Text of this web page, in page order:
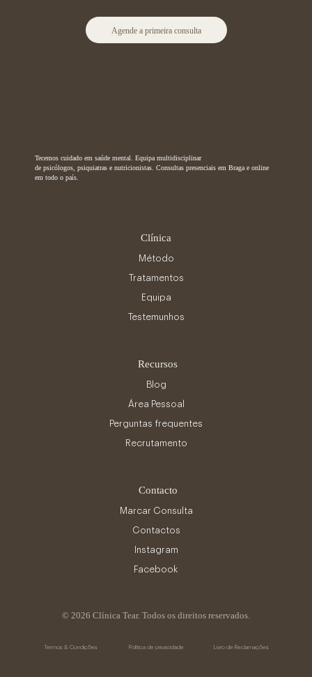
Agende a primeira consulta
Tecemos cuidado em saúde mental. Equipa multidisciplinar
de psicólogos, psiquiatras e nutricionistas. Consultas presenciais em Braga e online
em todo o país.
Clínica
Método
Tratamentos
Equipa
Testemunhos
Recursos
Blog
Área Pessoal
Perguntas frequentes
Recrutamento
Contacto
Marcar Consulta
Contactos
Instagram
Facebook
© 2026 Clínica Tear. Todos os direitos reservados.
Termos & Condições Política de privacidade Livro de Reclamações